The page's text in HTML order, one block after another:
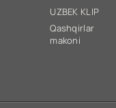
UZBEK KLIP
Qashqirlar
makoni